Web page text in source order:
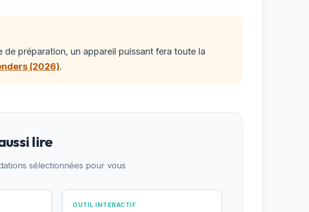
préparation, un appareil puissant fera toute la
(2026).
lire
sélectionnées pour vous
OUTIL INTERACTIF